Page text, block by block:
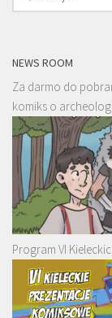
NEWS ROOM
Za darmo do
komiks o
Program VI